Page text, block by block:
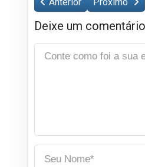
Deixe um comentário